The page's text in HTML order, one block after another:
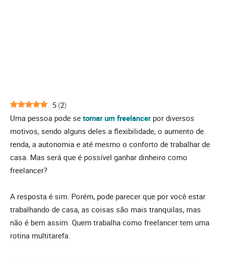
5 (2)
Uma pessoa pode se tornar um freelancerpor diversos
motivos, sendo alguns deles a flexibilidade, o aumento de
renda, a autonomia e até mesmo o conforto de trabalhar de
casa. Mas será que é possível ganhar dinheiro como
freelancer?
A resposta é sim. Porém, pode parecer que por você estar
trabalhando de casa, as coisas são mais tranquilas, mas
não é bem assim. Quem trabalha como freelancer tem uma
rotina multitarefa.